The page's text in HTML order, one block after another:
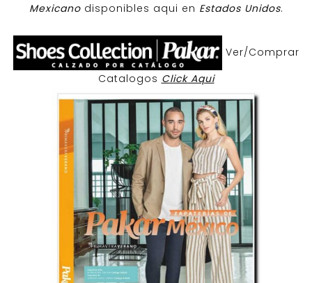
Mexicanodisponibles aqui en Estados Unidos.
Ver/Comprar
Catalogos Click Aqui